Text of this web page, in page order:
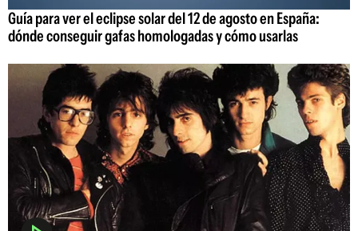
Guía para ver el eclipse solar del 12 de agosto en España:
dónde conseguir gafas homologadas y cómo usarlas